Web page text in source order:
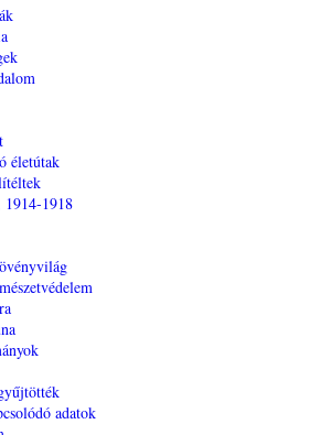
életútak
1914-1918
adatok